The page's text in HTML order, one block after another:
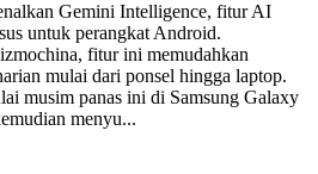
Gemini Intelligence, fitur AI
untuk perangkat Android.
fitur ini memudahkan
mulai dari ponsel hingga laptop.
musim panas ini di Samsung Galaxy
menyu...